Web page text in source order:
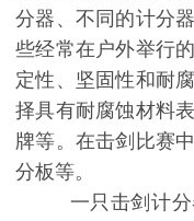
分器、不同的计分
些经常在户外举行
定性、坚固性和耐
择具有耐腐蚀材料
牌等。在击剑比赛
分板等。
一只击剑计分器